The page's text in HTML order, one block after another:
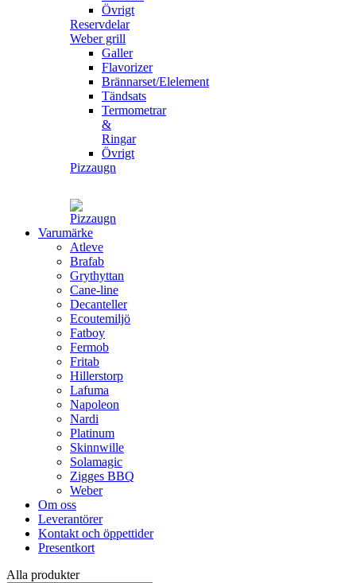
Övrigt
Reservdelar
Weber grill
Galler
Flavorizer
Brännarset/Elelement
Tändsats
Termometrar
&
Ringar
Övrigt
Pizzaugn
Varumärke
Atleve
Brafab
Grythyttan
Cane-line
Decanteller
Ecoutemiljö
Fatboy
Fermob
Fritab
Hillerstorp
Lafuma
Napoleon
Nardi
Platinum
Skinnwille
Solamagic
Zigges BBQ
Weber
Om oss
Leverantörer
Kontakt och öppettider
Presentkort
Alla produkter